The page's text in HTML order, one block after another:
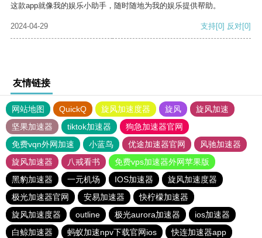
这款app就像我的娱乐小助手，随时随地为我的娱乐提供帮助。
2024-04-29 支持[0] 反对[0]
友情链接
网站地图 QuickQ 旋风加速度器 旋风
旋风加速
坚果加速器
tiktok加速器
狗急加速器官网
免费vqn外网加速
小蓝鸟 优途加速器官网
风驰加速器
旋风加速器
八戒看书
免费vps加速器外网苹果版
黑豹加速器
一元机场 IOS加速器
旋风加速度器
极光加速器官网
安易加速器
快柠檬加速器
旋风加速度器
outline 极光aurora加速器
ios加速器
白鲸加速器
蚂蚁加速npv下载官网ios 快连加速器app